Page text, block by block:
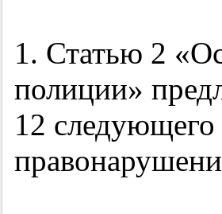
1. Статью 2
полиции»
12